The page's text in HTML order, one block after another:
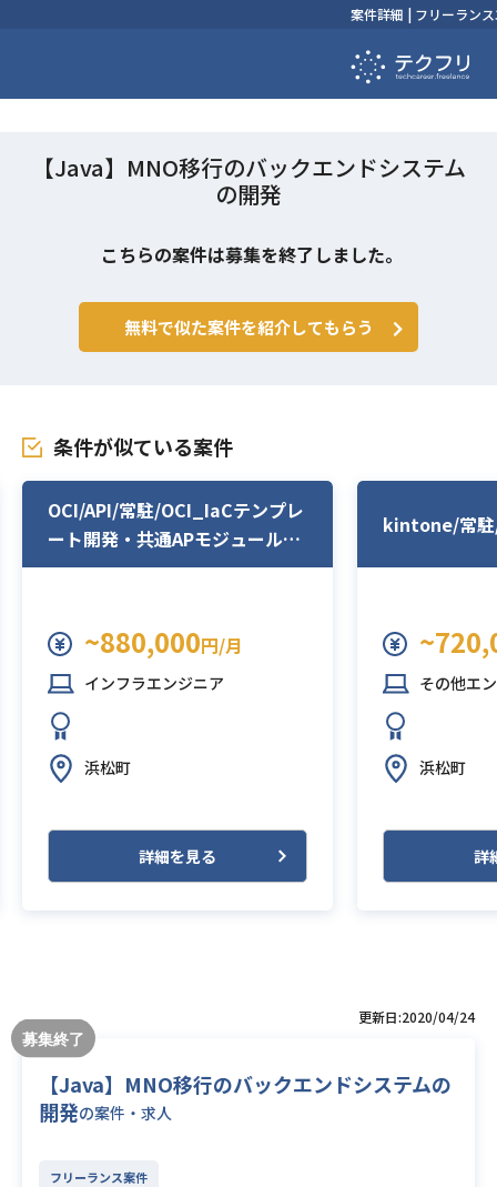
案件詳細 | フリーラン
【Java】MNO移行のバックエンドシステム
の開発
こちらの案件は募集を終了しました。
無料で似た案件を紹介してもらう
条件が似ている案件
OCI/API/常駐/OCI_IaCテンプレ
ート開発・共通APモジュール開
発
~880,000円/月
インフラエンジニア
浜松町
詳細を見る
kintone/常
その他エ
浜松町
詳
更新日:2020/04/24
【Java】MNO移行のバックエンドシステムの
開発の案件・求人
フリーランス案件